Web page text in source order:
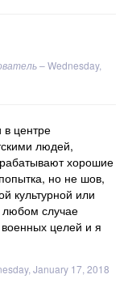
–Wednesday,
центре
людей,
хорошие
но не шов,
культурной или
любом случае
целей и я
January 17, 2018